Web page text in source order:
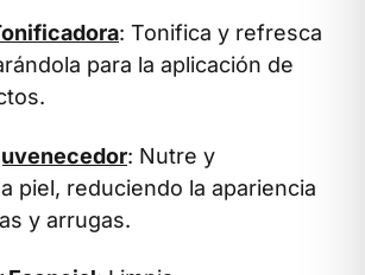
: Tonifica y refresca
para la aplicación de
: Nutre y
piel, reduciendo la apariencia
y arrugas.